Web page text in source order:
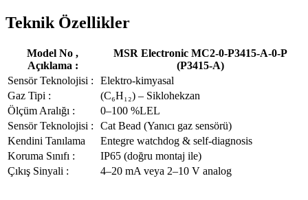
Teknik Özellikler
Model No ,
Açıklama :
MSR Electronic MC2-0-P3415-A-0-P
(P3415-A)
Sensör Teknolojisi :
Elektro-kimyasal
Gaz Tipi :
(C₆H₁₂) – Siklohekzan
Ölçüm Aralığı :
0–100 %LEL
Sensör Teknolojisi :
Cat Bead (Yanıcı gaz sensörü)
Kendini Tanılama
Entegre watchdog & self-diagnosis
Koruma Sınıfı :
IP65 (doğru montaj ile)
Çıkış Sinyali :
4–20 mA veya 2–10 V analog